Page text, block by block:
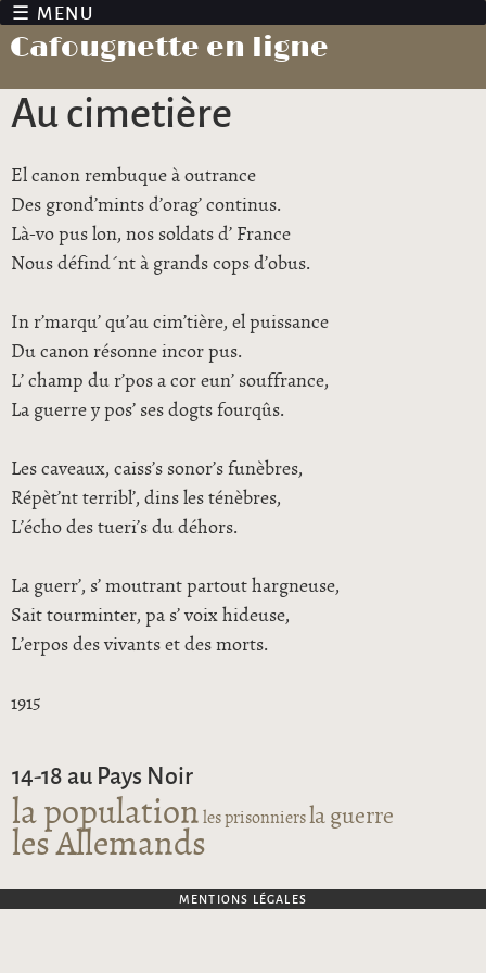
Cafougnette en ligne
Au cimetière
El canon rembuque à outrance
Des grond’mints d’orag’ continus.
Là-vo pus lon, nos soldats d’ France
Nous défind´nt à grands cops d’obus.
In r’marqu’ qu’au cim’tière, el puissance
Du canon résonne incor pus.
L’ champ du r’pos a cor eun’ souffrance,
La guerre y pos’ ses dogts fourqûs.
Les caveaux, caiss’s sonor’s funèbres,
Répèt’nt terribl’, dins les ténèbres,
L’écho des tueri’s du déhors.
La guerr’, s’ moutrant partout hargneuse,
Sait tourminter, pa s’ voix hideuse,
L’erpos des vivants et des morts.
1915
14-18 au Pays Noir
la population les prisonniersla guerre
les Allemands
MENTIONS LÉGALES